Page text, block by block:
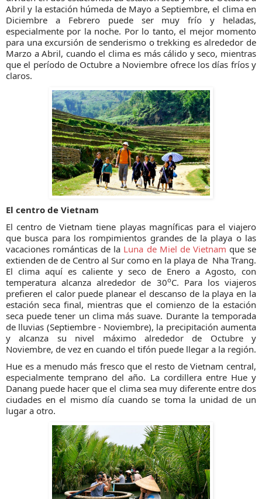
Abril y la estación húmeda de Mayo a Septiembre, el clima en
Diciembre a Febrero puede ser muy frío y heladas,
especialmente por la noche. Por lo tanto, el mejor momento
para una excursión de senderismo o trekking es alrededor de
Marzo a Abril, cuando el clima es más cálido y seco, mientras
que el período de Octubre a Noviembre ofrece los días fríos y
claros.
El centro de Vietnam
El centro de Vietnam tiene playas magníficas para el viajero
que busca para los rompimientos grandes de la playa o las
vacaciones románticas de la Luna de Miel de Vietnam que se
extienden de de Centro al Sur como en la playa de Nha Trang.
El clima aquí es caliente y seco de Enero a Agosto, con
temperatura alcanza alrededor de 30oC. Para los viajeros
prefieren el calor puede planear el descanso de la playa en la
estación seca final, mientras que el comienzo de la estación
seca puede tener un clima más suave. Durante la temporada
de lluvias (Septiembre - Noviembre), la precipitación aumenta
y alcanza su nivel máximo alrededor de Octubre y
Noviembre, de vez en cuando el tifón puede llegar a la región.
Hue es a menudo más fresco que el resto de Vietnam central,
especialmente temprano del año. La cordillera entre Hue y
Danang puede hacer que el clima sea muy diferente entre dos
ciudades en el mismo día cuando se toma la unidad de un
lugar a otro.